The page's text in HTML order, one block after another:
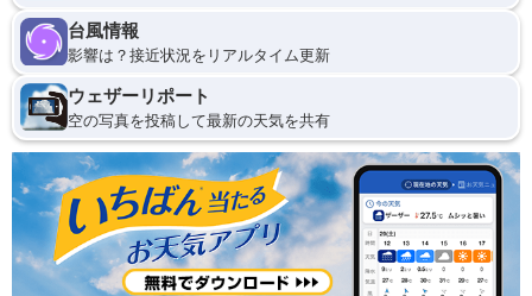
台風情報
影響は？接近状況をリアルタイム更新
ウェザーリポート
空の写真を投稿して最新の天気を共有